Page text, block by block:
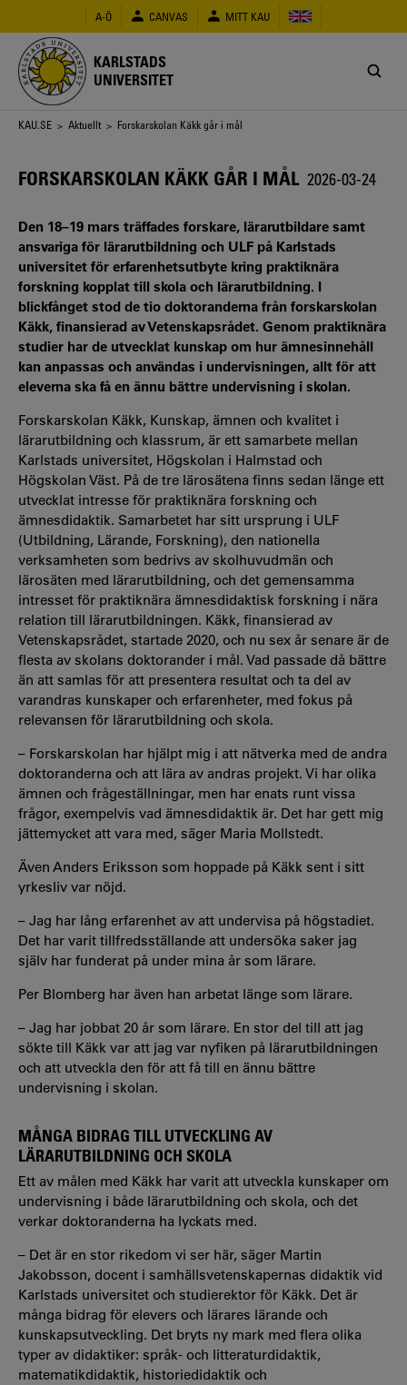
huvudinnehåll
A-Ö CANVAS MITT KAU
KARLSTADS
UNIVERSITET
Länkstig
KAU.SE > Aktuellt > Forskarskolan Käkk går i mål
FORSKARSKOLAN KÄKK GÅR I MÅL 2026-03-24
Den 18–19 mars träffades forskare, lärarutbildare samt
ansvariga för lärarutbildning och ULF på Karlstads
universitet för erfarenhetsutbyte kring praktiknära
forskning kopplat till skola och lärarutbildning. I
blickfånget stod de tio doktoranderna från forskarskolan
Käkk, finansierad av Vetenskapsrådet. Genom praktiknära
studier har de utvecklat kunskap om hur ämnesinnehåll
kan anpassas och användas i undervisningen, allt för att
eleverna ska få en ännu bättre undervisning i skolan.
Forskarskolan Käkk, Kunskap, ämnen och kvalitet i
lärarutbildning och klassrum, är ett samarbete mellan
Karlstads universitet, Högskolan i Halmstad och
Högskolan Väst. På de tre lärosätena finns sedan länge ett
utvecklat intresse för praktiknära forskning och
ämnesdidaktik. Samarbetet har sitt ursprung i ULF
(Utbildning, Lärande, Forskning), den nationella
verksamheten som bedrivs av skolhuvudmän och
lärosäten med lärarutbildning, och det gemensamma
intresset för praktiknära ämnesdidaktisk forskning i nära
relation till lärarutbildningen. Käkk, finansierad av
Vetenskapsrådet, startade 2020, och nu sex år senare är de
flesta av skolans doktorander i mål. Vad passade då bättre
än att samlas för att presentera resultat och ta del av
varandras kunskaper och erfarenheter, med fokus på
relevansen för lärarutbildning och skola.
– Forskarskolan har hjälpt mig i att nätverka med de andra
doktoranderna och att lära av andras projekt. Vi har olika
ämnen och frågeställningar, men har enats runt vissa
frågor, exempelvis vad ämnesdidaktik är. Det har gett mig
jättemycket att vara med, säger Maria Mollstedt.
Även Anders Eriksson som hoppade på Käkk sent i sitt
yrkesliv var nöjd.
– Jag har lång erfarenhet av att undervisa på högstadiet.
Det har varit tillfredsställande att undersöka saker jag
själv har funderat på under mina år som lärare.
Per Blomberg har även han arbetat länge som lärare.
– Jag har jobbat 20 år som lärare. En stor del till att jag
sökte till Käkk var att jag var nyfiken på lärarutbildningen
och att utveckla den för att få till en ännu bättre
undervisning i skolan.
MÅNGA BIDRAG TILL UTVECKLING AV
LÄRARUTBILDNING OCH SKOLA
Ett av målen med Käkk har varit att utveckla kunskaper om
undervisning i både lärarutbildning och skola, och det
verkar doktoranderna ha lyckats med.
– Det är en stor rikedom vi ser här, säger Martin
Jakobsson, docent i samhällsvetenskapernas didaktik vid
Karlstads universitet och studierektor för Käkk. Det är
många bidrag för elevers och lärares lärande och
kunskapsutveckling. Det bryts ny mark med flera olika
typer av didaktiker: språk- och litteraturdidaktik,
matematikdidaktik, historiedidaktik och